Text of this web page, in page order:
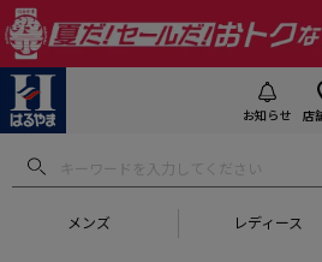
お知らせ 店
メンズ レディース